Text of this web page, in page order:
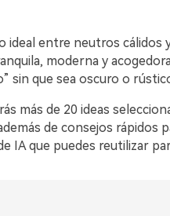
ideal entre neutros cálidos
moderna y
sin que sea oscuro o
más de 20 ideas
de consejos rápidos
IA que puedes reutilizar